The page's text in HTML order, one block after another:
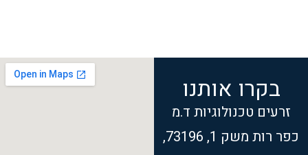
בקרו אותנו
זרעים טכנולוגיות ד.מ
כפר רות משק 1, 73196,